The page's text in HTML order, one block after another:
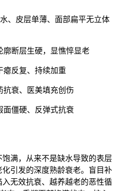
、皮层单薄、面部扁平无立体
廓断层生硬，显憔悴显老
瘪反复、持续加重
抗衰、医美填充创伤
面僵硬、反弹式抗衰
满，从来不是缺水导致的表层
引发的深度熟龄衰老。盲目补
无效抗衰、越养越老的恶性循